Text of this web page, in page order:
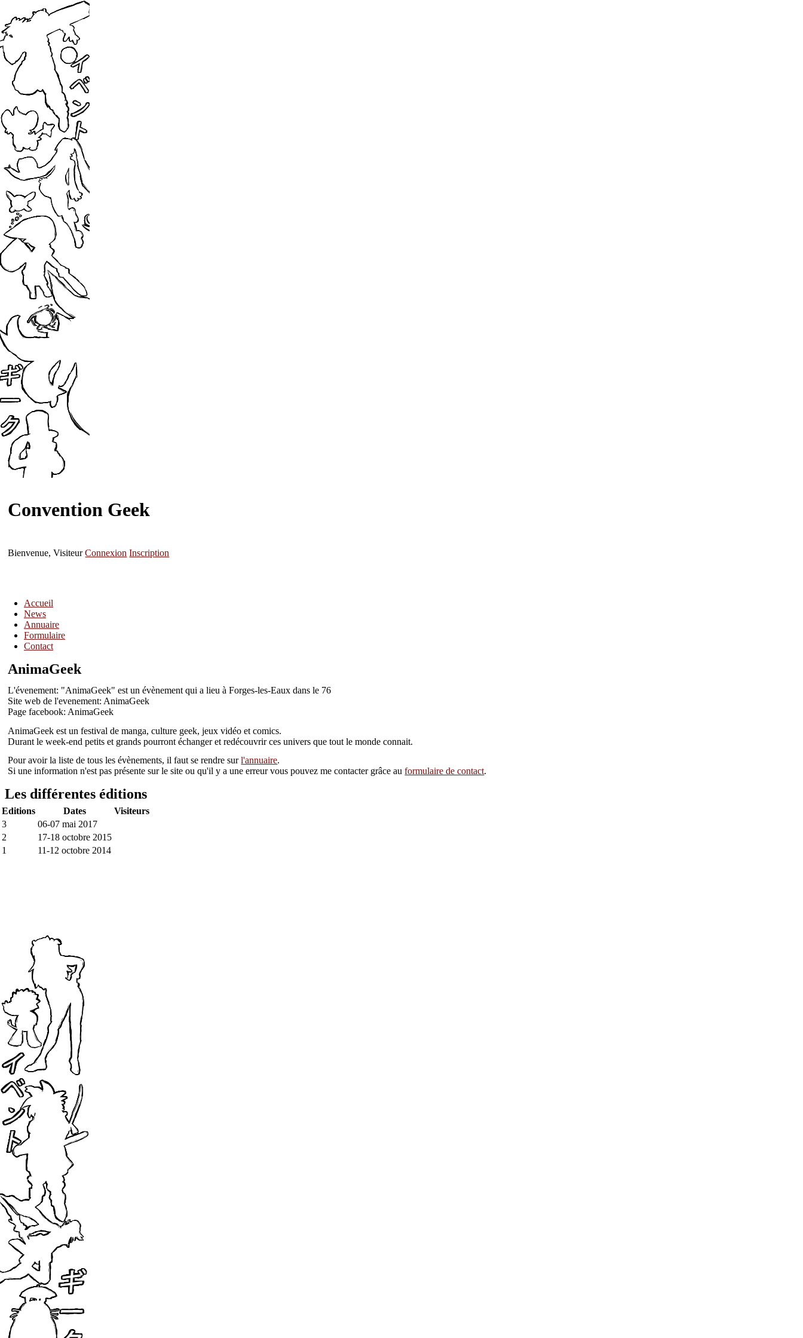
Convention Geek
Bienvenue, VisiteurConnexion Inscription
Accueil
News
Annuaire
Formulaire
Contact
AnimaGeek
L'évenement: "AnimaGeek" est un évènement qui a lieu à Forges-les-Eaux dans le 76
Site web de l'evenement: AnimaGeek
Page facebook: AnimaGeek
AnimaGeek est un festival de manga, culture geek, jeux vidéo et comics.
Durant le week-end petits et grands pourront échanger et redécouvrir ces univers que tout le monde connait.
Pour avoir la liste de tous les évènements, il faut se rendre surl'annuaire.
Si une information n'est pas présente sur le site ou qu'il y a une erreur vous pouvez me contacter grâce auformulaire de contact.
Les différentes éditions
Editions Dates
Visiteurs
3
06-07 mai 2017
2
17-18 octobre 2015
1
11-12 octobre 2014